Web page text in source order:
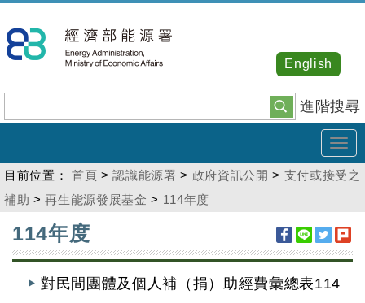
到
主
內
容
進階搜尋
English
目前位置： 首頁 >認識能源署 > 政府資訊公開 > 支付或接受之
補助 >再生能源發展基金 > 114年度
114年度
對民間團體及個人補（捐）助經費彙總表114